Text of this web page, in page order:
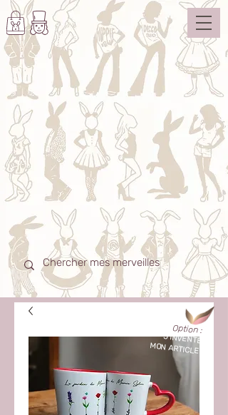
"J'INVENTE
MON ARTICLE !
Option :